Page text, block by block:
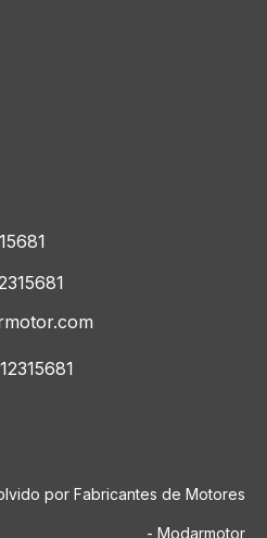
por Fabricantes de Motores
- Modarmotor